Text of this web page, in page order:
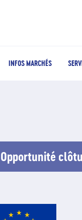
INFOS MARCHÉS
Opportunité